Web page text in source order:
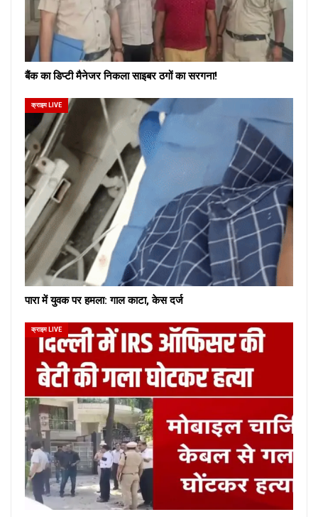
बैंक का डिप्टी मैनेजर निकला साइबर ठगों का सरगना!
क्राइम LIVE
पारा में युवक पर हमला: गाल काटा, केस दर्ज
क्राइम LIVE